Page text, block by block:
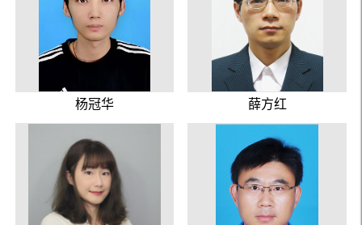
杨冠华 薛方红